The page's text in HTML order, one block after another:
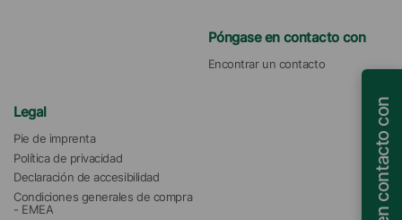
Póngase en contacto con
Encontrar un contacto
Legal
Pie de imprenta
Política de privacidad
Declaración de accesibilidad
Condiciones generales de compra
- EMEA